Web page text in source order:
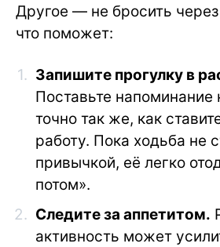
Другое — не бросить
что поможет:
Запишите прогулку в
Поставьте
точно так же, как
работу. Пока ходьба не
привычкой, её легко
потом».
Следите за аппетитом.
активность может